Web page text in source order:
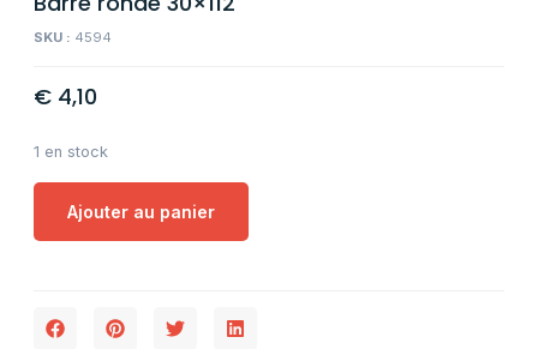
SKU : 4594
€ 4,10
1 en stock
Ajouter au panier